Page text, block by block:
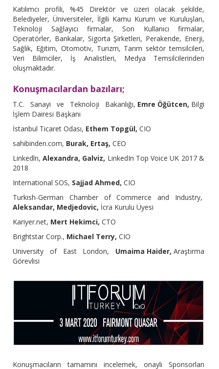
Katılımcı profili, %45 Direktör ve üzeri olacak şekilde,
Belediyeler, Üniversiteler, İlgili Kamu Kurum ve Kuruluşları,
Teknoloji Sağlayıcı firmalar, Son Kullanıcı firmalar,
Operatörler, Bankalar, Sigorta Şirketleri, Perakende, Enerji,
Sağlık, Eğitim, Otomotiv, Turizm, Tarım sektör temsilcileri,
Veri Bilimciler, İş Analistleri, Medya Temsilcilerinden
oluşmaktadır.
Konuşmacılardan bazıları;
T.C. Sanayi ve Teknoloji Bakanlığı, Emre Öğütcen, Bilgi
İşlem Dairesi Başkanı
İstanbul Ticaret Odası, Ethem Topgül, CIO
sahibinden.com, Burak, Ertaş,CEO
Linkedln,Alexandra, Galviz, LinkedIn Top Voice UK 2017 &
2018
International SOS, Sajjad Ahmed, CIO
Turkish-German Chamber of Commerce and Industry,
Aleksandar, Medjedovic, İcra Kurulu Üyesi
Kariyer.net, Mert Hekimci, CTO
Brightstar Corp., Michael Terry,CIO
University of East London, Umaima Haider, Araştırma
Görevlisi
Konuşmacıların tamamını incelemek, onaylı Sponsorları